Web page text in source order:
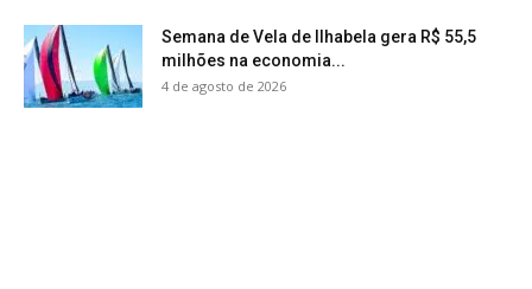
Semana de Vela de Ilhabela gera R$ 55,5
milhões na economia...
4 de agosto de 2026